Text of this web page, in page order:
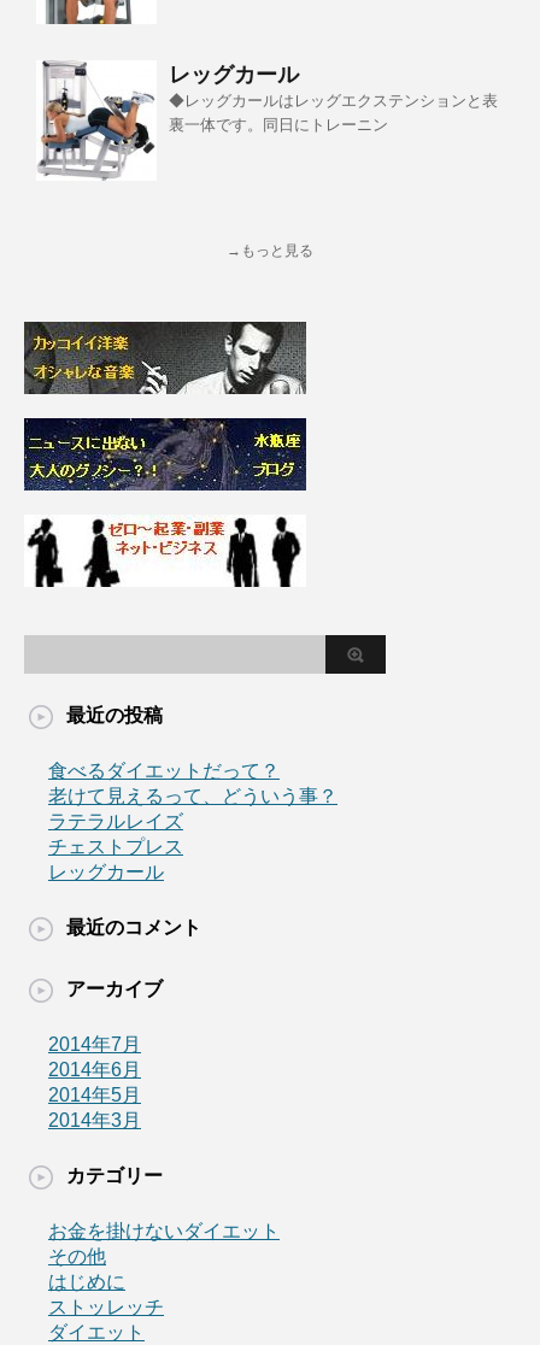
レッグカール
◆レッグカールはレッグエクステンションと表
裏一体です。同日にトレーニン
→もっと見る
最近の投稿
食べるダイエットだって？
老けて見えるって、どういう事？
ラテラルレイズ
チェストプレス
レッグカール
最近のコメント
アーカイブ
2014年7月
2014年6月
2014年5月
2014年3月
カテゴリー
お金を掛けないダイエット
その他
はじめに
ストッレッチ
ダイエット